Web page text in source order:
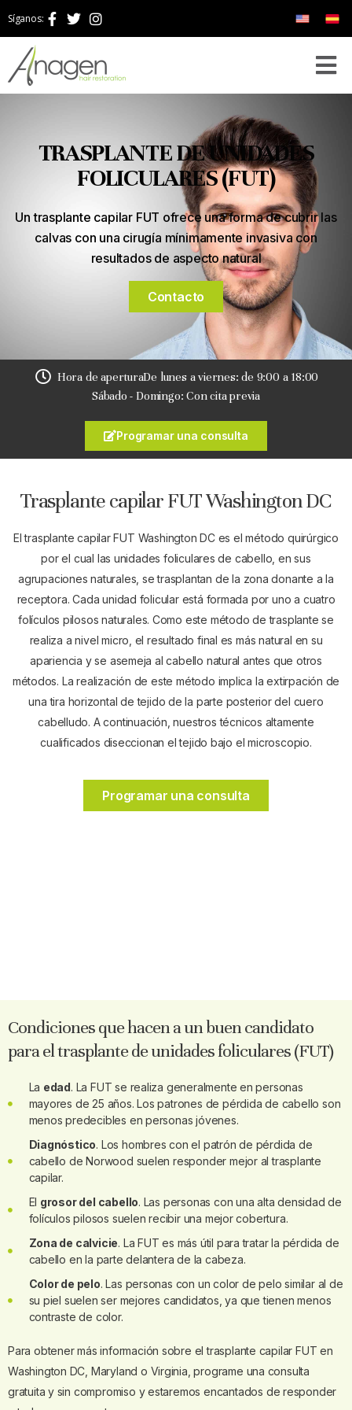
Síganos:
TRASPLANTE DE UNIDADES
FOLICULARES (FUT)
Un trasplante capilar FUT ofrece una forma de cubrir las
calvas con una cirugía mínimamente invasiva con
resultados de aspecto natural
Contacto
Hora de aperturaDe lunes a viernes: de 9:00 a 18:00
Sábado - Domingo: Con cita previa
Programar una consulta
Trasplante capilar FUT Washington DC
El trasplante capilar FUT Washington DC es el método quirúrgico
por el cual las unidades foliculares de cabello, en sus
agrupaciones naturales, se trasplantan de la zona donante a la
receptora. Cada unidad folicular está formada por uno a cuatro
folículos pilosos naturales. Como este método de trasplante se
realiza a nivel micro, el resultado final es más natural en su
apariencia y se asemeja al cabello natural antes que otros
métodos. La realización de este método implica la extirpación de
una tira horizontal de tejido de la parte posterior del cuero
cabelludo. A continuación, nuestros técnicos altamente
cualificados diseccionan el tejido bajo el microscopio.
Programar una consulta
Condiciones que hacen a un buen candidato
para el trasplante de unidades foliculares (FUT)
La edad. La FUT se realiza generalmente en personas
mayores de 25 años. Los patrones de pérdida de cabello son
menos predecibles en personas jóvenes.
Diagnóstico. Los hombres con el patrón de pérdida de
cabello de Norwood suelen responder mejor al trasplante
capilar.
El grosor del cabello. Las personas con una alta densidad de
folículos pilosos suelen recibir una mejor cobertura.
Zona de calvicie. La FUT es más útil para tratar la pérdida de
cabello en la parte delantera de la cabeza.
Color de pelo. Las personas con un color de pelo similar al de
su piel suelen ser mejores candidatos, ya que tienen menos
contraste de color.
Para obtener más información sobre el trasplante capilar FUT en
Washington DC, Maryland o Virginia, programe una consulta
gratuita y sin compromiso y estaremos encantados de responder